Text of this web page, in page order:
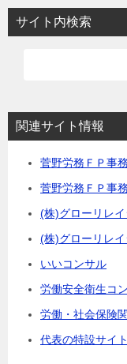
サイト内検索
関連サイト情報
菅野労務ＦＰ事
菅野労務ＦＰ事
(株)グローリレ
(株)グローリレ
いいコンサル
労働安全衛生コ
労働・社会保険
代表の特設サイト